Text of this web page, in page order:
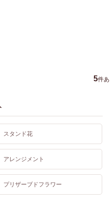
5件
スタンド花
アレンジメント
プリザーブドフラワー